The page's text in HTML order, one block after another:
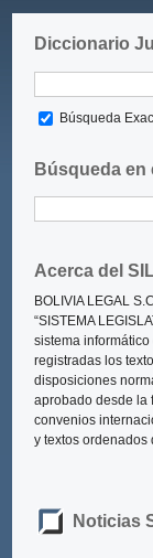
Diccionario
Búsqueda
Búsqueda en
Acerca del
BOLIVIA LEGAL
“SISTEMA
sistema
registradas los
disposiciones
aprobado desde la
convenios
y textos ordenados
Noticias